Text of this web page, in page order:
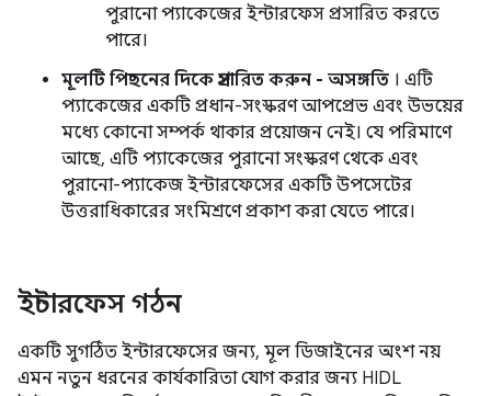
পুরানো প্যাকেজের ইন্টারফেস প্রসারিত করতে
পারে।
মূলটি পিছনের দিকে প্রসারিত করুন - অসঙ্গতি । এটি
প্যাকেজের একটি প্রধান-সংস্করণ আপপ্রেভ এবং উভয়ের
মধ্যে কোনো সম্পর্ক থাকার প্রয়োজন নেই। যে পরিমাণে
আছে, এটি প্যাকেজের পুরানো সংস্করণ থেকে এবং
পুরানো-প্যাকেজ ইন্টারফেসের একটি উপসেটের
উত্তরাধিকারের সংমিশ্রণে প্রকাশ করা যেতে পারে।
ইন্টারফেস গঠন
একটি সুগঠিত ইন্টারফেসের জন্য, মূল ডিজাইনের অংশ নয়
এমন নতুন ধরনের কার্যকারিতা যোগ করার জন্য HIDL